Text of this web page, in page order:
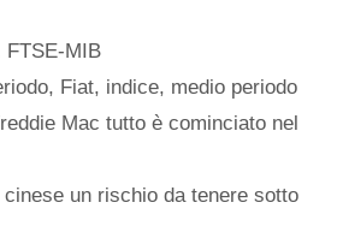
FTSE-MIB
, Fiat, indice, medio periodo
Mac tutto è cominciato nel
cinese un rischio da tenere sotto